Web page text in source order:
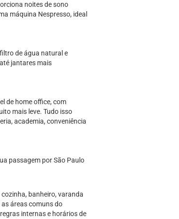
noites de sono
máquina Nespresso, ideal
de água natural e
jantares mais
de home office, com
mais leve. Tudo isso
academia, conveniência
passagem por São Paulo
banheiro, varanda
áreas comuns do
internas e horários de